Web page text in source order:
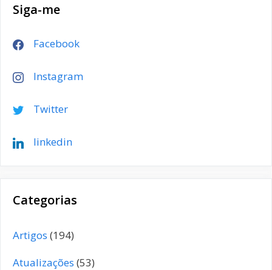
Siga-me
Facebook
Instagram
Twitter
linkedin
Categorias
Artigos (194)
Atualizações (53)